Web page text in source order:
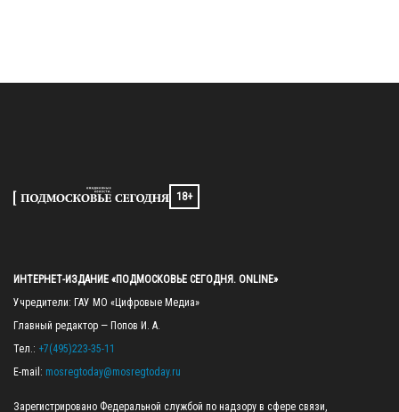
18+
ИНТЕРНЕТ-ИЗДАНИЕ «ПОДМОСКОВЬЕ СЕГОДНЯ. ONLINE»
Учредители: ГАУ МО «Цифровые Медиа»
Главный редактор — Попов И. А.
Тел.: +7(495)223-35-11
E-mail: mosregtoday@mosregtoday.ru
Зарегистрировано Федеральной службой по надзору в сфере связи,